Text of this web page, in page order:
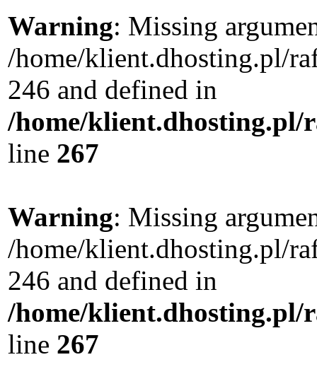
Warning: Missing
/home/klient.dhosting.pl/
246 and defined in
/home/klient.dhosting.pl/
line 267
Warning: Missing
/home/klient.dhosting.pl/
246 and defined in
/home/klient.dhosting.pl/
line 267